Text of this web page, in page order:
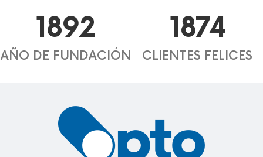
1938
AÑO DE FUNDACIÓN
1919
CLIENTES FELICES